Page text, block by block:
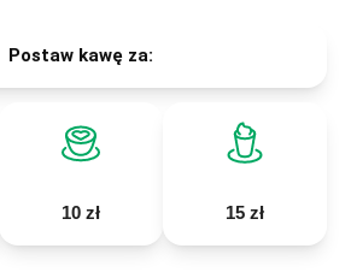
Postaw kawę za:
10 zł 15 zł